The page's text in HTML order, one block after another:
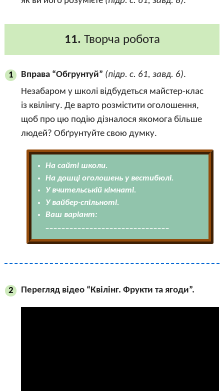
11. Творча робота
1 Вправа “Обгрунтуй” (підр. с. 61, завд. 6).
Незабаром у школі відбудеться майстер-клас
із квілінгу. Де варто розмістити оголошення,
щоб про цю подію дізналося якомога більше
людей? Обґрунтуйте свою думку.
На сайті школи.
На дошці оголошень у вестибюлі.
У вчительській кімнаті.
У вайбер-спільноті.
Ваш варіант:
2 Перегляд відео “Квілінг. Фрукти та ягоди”.